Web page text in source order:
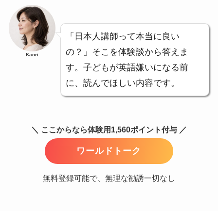
Kaori
「日本人講師って本当に良い
の？」そこを体験談から答えま
す。子どもが英語嫌いになる前
に、読んでほしい内容です。
＼ ここからなら体験用1,560ポイント付与 ／
ワールドトーク
無料登録可能で、無理な勧誘一切なし